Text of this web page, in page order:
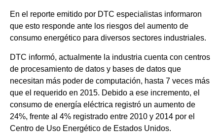
En el reporte emitido por DTC especialistas informaron
que esto responde ante los riesgos del aumento de
consumo energético para diversos sectores industriales.
DTC informó, actualmente la industria cuenta con centros
de procesamiento de datos y bases de datos que
necesitan más poder de computación, hasta 7 veces más
que el requerido en 2015. Debido a ese incremento, el
consumo de energía eléctrica registró un aumento de
24%, frente al 4% registrado entre 2010 y 2014 por el
Centro de Uso Energético de Estados Unidos.